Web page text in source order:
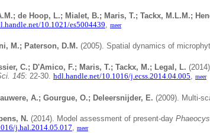
de Hoop, L.; Mialet, B.; Maris, T.; Tackx, M.L.M.;
10.1021/es5004439, meer
M.; Paterson, D.M. (2005). Spatial dynamics of
C.; D'Amico, F.; Maris, T.; Tackx, M.; Legal, L.
145: 22-30. hdl.handle.net/10.1016/j.ecss.2014.04.005, meer
A.; Gourgue, O.; Deleersnijder, E. (2009). Multi-
N. (2014). Model assessment of present-day
j.hal.2014.05.017, meer